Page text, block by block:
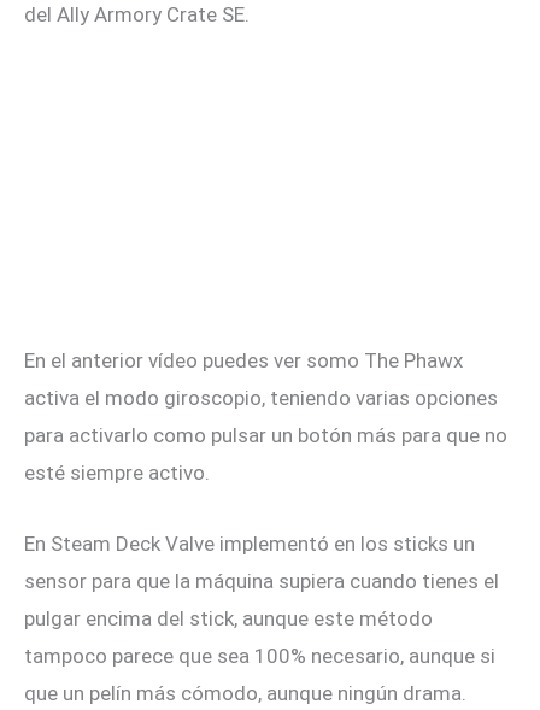
del Ally Armory Crate SE.
En el anterior vídeo puedes ver somo The Phawx
activa el modo giroscopio, teniendo varias opciones
para activarlo como pulsar un botón más para que no
esté siempre activo.
En Steam Deck Valve implementó en los sticks un
sensor para que la máquina supiera cuando tienes el
pulgar encima del stick, aunque este método
tampoco parece que sea 100% necesario, aunque si
que un pelín más cómodo, aunque ningún drama.